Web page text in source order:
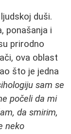
duši.
ponašanja i
prirodno
ova oblast
što je jedna
sam se
počeli da mi
da smirim,
neko